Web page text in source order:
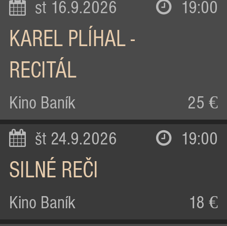
st 16.9.2026 19:00
KAREL PLÍHAL -
RECITÁL
Kino Baník 25 €
št 24.9.2026 19:00
SILNÉ REČI
Kino Baník 18 €